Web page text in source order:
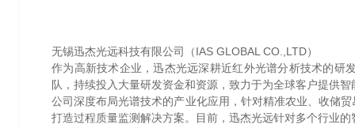
无锡迅杰光远科技有限公司（IAS GLOBAL CO.,LTD）
作为高新技术企业，迅杰光远深耕近红外光谱分析技术的研
队，持续投入大量研发资金和资源，致力于为全球客户提供
公司深度布局光谱技术的产业化应用，针对精准农业、收储
打造过程质量监测解决方案。目前，迅杰光远针对多个行业